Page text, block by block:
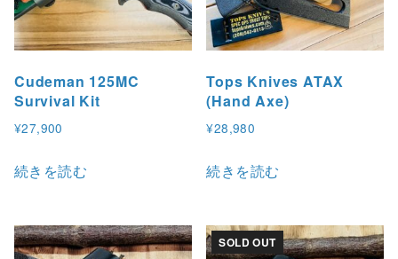
Cudeman 125MC
Survival Kit
¥27,900
続きを読む
Tops Knives ATAX
(Hand Axe)
¥28,980
続きを読む
SOLD OUT